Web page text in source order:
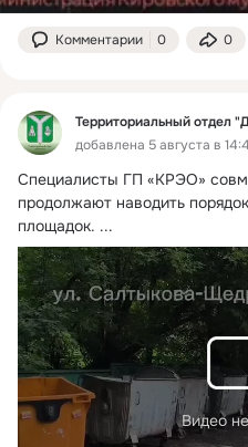
Комментарии 0 0
Территориальный отдел
добавлена 5 августа в
Специалисты ГП «КРЭО»
продолжают наводить
площадок. ...
Видео